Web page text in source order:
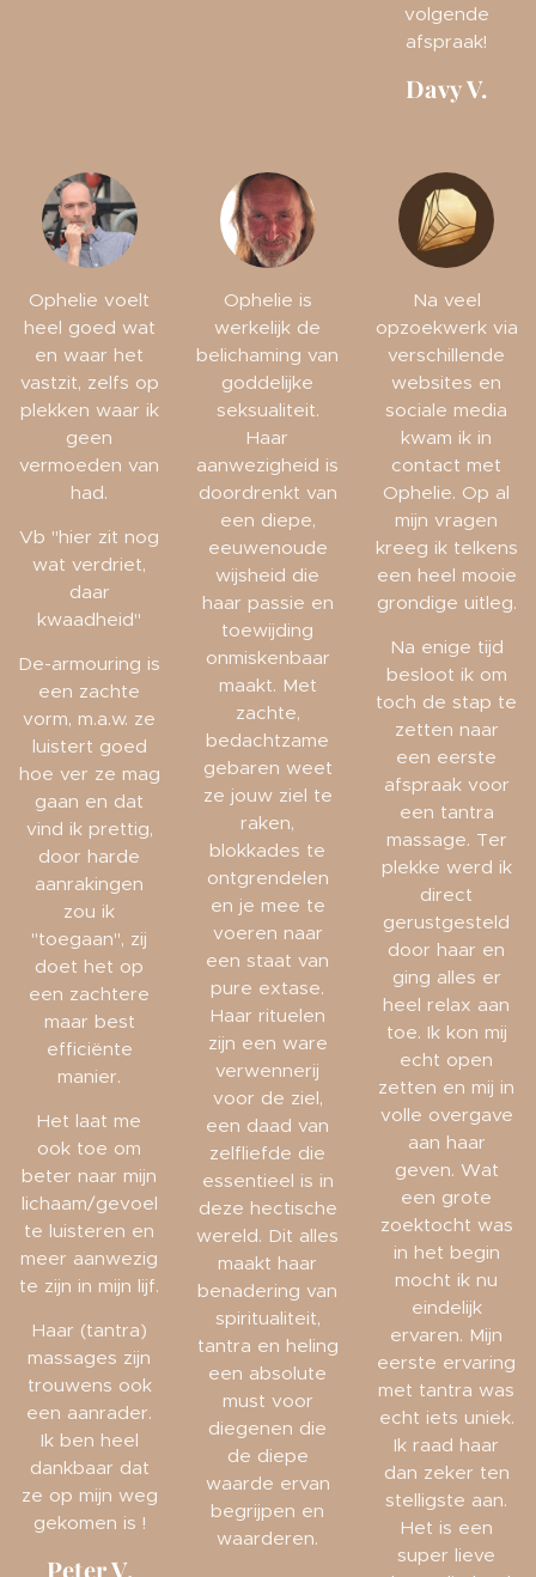
volgende
afspraak!
Davy V.
Ophelie voelt
heel goed wat
en waar het
vastzit, zelfs op
plekken waar ik
geen
vermoeden van
had.
Vb "hier zit nog
wat verdriet,
daar
kwaadheid"
De-armouring is
een zachte
vorm, m.a.w. ze
luistert goed
hoe ver ze mag
gaan en dat
vind ik prettig,
door harde
aanrakingen
zou ik
"toegaan", zij
doet het op
een zachtere
maar best
efficiënte
manier.
Het laat me
ook toe om
beter naar mijn
lichaam/gevoel
te luisteren en
meer aanwezig
te zijn in mijn lijf.
Haar (tantra)
massages zijn
trouwens ook
een aanrader.
Ik ben heel
dankbaar dat
ze op mijn weg
gekomen is !
Peter V.
Ophelie is
werkelijk de
belichaming van
goddelijke
seksualiteit.
Haar
aanwezigheid is
doordrenkt van
een diepe,
eeuwenoude
wijsheid die
haar passie en
toewijding
onmiskenbaar
maakt. Met
zachte,
bedachtzame
gebaren weet
ze jouw ziel te
raken,
blokkades te
ontgrendelen
en je mee te
voeren naar
een staat van
pure extase.
Haar rituelen
zijn een ware
verwennerij
voor de ziel,
een daad van
zelfliefde die
essentieel is in
deze hectische
wereld. Dit alles
maakt haar
benadering van
spiritualiteit,
tantra en heling
een absolute
must voor
diegenen die
de diepe
waarde ervan
begrijpen en
waarderen.
Na veel
opzoekwerk via
verschillende
websites en
sociale media
kwam ik in
contact met
Ophelie. Op al
mijn vragen
kreeg ik telkens
een heel mooie
grondige uitleg.
Na enige tijd
besloot ik om
toch de stap te
zetten naar
een eerste
afspraak voor
een tantra
massage. Ter
plekke werd ik
direct
gerustgesteld
door haar en
ging alles er
heel relax aan
toe. Ik kon mij
echt open
zetten en mij in
volle overgave
aan haar
geven. Wat
een grote
zoektocht was
in het begin
mocht ik nu
eindelijk
ervaren. Mijn
eerste ervaring
met tantra was
echt iets uniek.
Ik raad haar
dan zeker ten
stelligste aan.
Het is een
super lieve